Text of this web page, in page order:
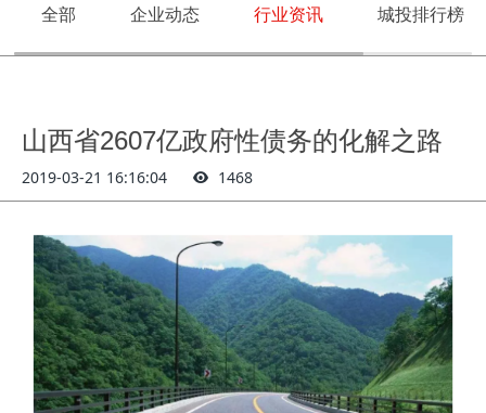
全部 企业动态 行业资讯 城投排行榜
山西省2607亿政府性债务的化解之路
2019-03-21 16:16:04 1468